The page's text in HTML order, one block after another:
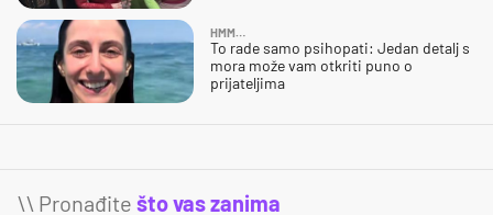
HMM…
To rade samo psihopati: Jedan detalj s
mora može vam otkriti puno o
prijateljima
\\ Pronađite što vas zanima